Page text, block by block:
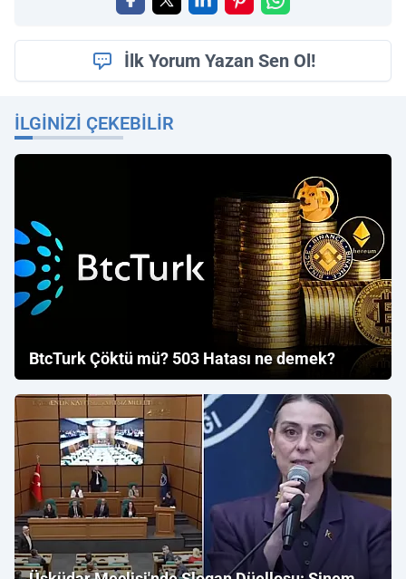
İlk Yorum Yazan Sen Ol!
İLGINIZI ÇEKEBILIR
BtcTurk Çöktü mü? 503 Hatası ne demek?